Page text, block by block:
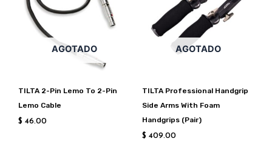
AGOTADO
TILTA 2-Pin Lemo To 2-Pin
Lemo Cable
$ 46.00
AGOTADO
TILTA Professional Handgrip
Side Arms With Foam
Handgrips (Pair)
$ 409.00